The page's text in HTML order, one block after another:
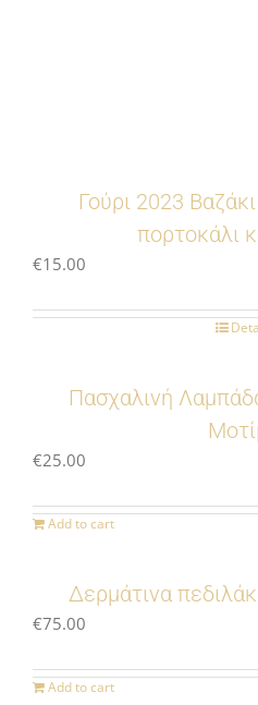
Γούρι 2023
πορτοκάλι
€15.00
Πασχαλινή
€25.00
Add to cart
Δερμάτινα
€75.00
Add to cart